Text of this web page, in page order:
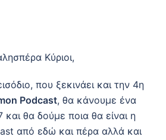
Κύριοι,
που ξεκινάει και την 4η
Podcast, θα κάνουμε ένα
θα δούμε ποια θα είναι η
από εδώ και πέρα αλλά και